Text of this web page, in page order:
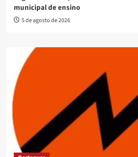
municipal de ensino
5 de agosto de 2026